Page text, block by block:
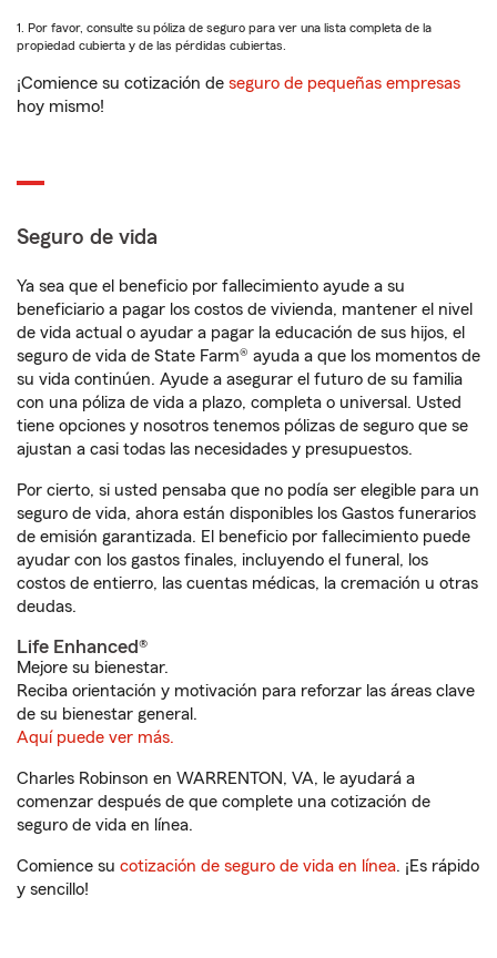
1. Por favor, consulte su póliza de seguro para ver una lista completa de la
propiedad cubierta y de las pérdidas cubiertas.
¡Comience su cotización de seguro de pequeñas empresas
hoy mismo!
Seguro de vida
Ya sea que el beneficio por fallecimiento ayude a su
beneficiario a pagar los costos de vivienda, mantener el nivel
de vida actual o ayudar a pagar la educación de sus hijos, el
seguro de vida de State Farm® ayuda a que los momentos de
su vida continúen. Ayude a asegurar el futuro de su familia
con una póliza de vida a plazo, completa o universal. Usted
tiene opciones y nosotros tenemos pólizas de seguro que se
ajustan a casi todas las necesidades y presupuestos.
Por cierto, si usted pensaba que no podía ser elegible para un
seguro de vida, ahora están disponibles los Gastos funerarios
de emisión garantizada. El beneficio por fallecimiento puede
ayudar con los gastos finales, incluyendo el funeral, los
costos de entierro, las cuentas médicas, la cremación u otras
deudas.
Life Enhanced®
Mejore su bienestar.
Reciba orientación y motivación para reforzar las áreas clave
de su bienestar general.
Aquí puede ver más.
Charles Robinson en WARRENTON, VA, le ayudará a
comenzar después de que complete una cotización de
seguro de vida en línea.
Comience su cotización de seguro de vida en línea. ¡Es rápido
y sencillo!